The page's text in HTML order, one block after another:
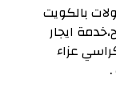
بالكويت
ايجار
عزاء
.